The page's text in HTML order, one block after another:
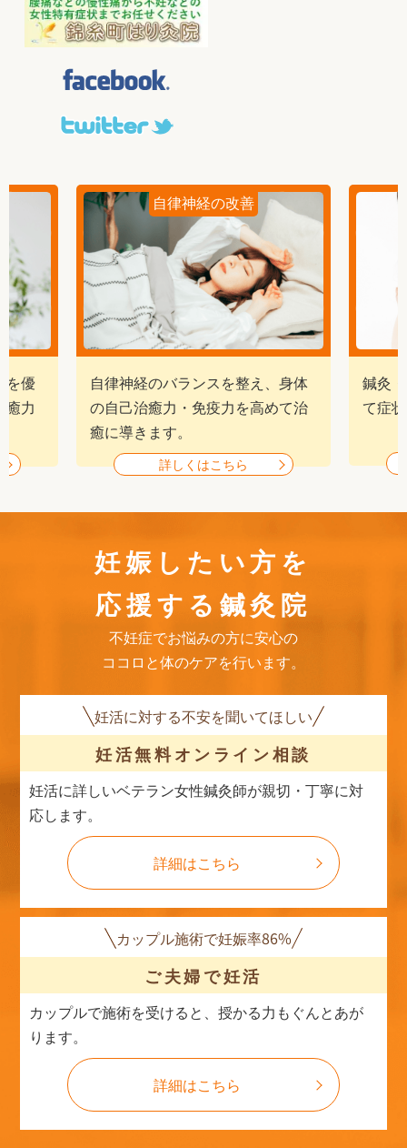
を優
癒力
自律神経の改善
自律神経のバランスを整え、身体
の自己治癒力・免疫力を高めて治
癒に導きます。
詳しくはこちら
鍼灸
て症
妊娠したい方を
応援する鍼灸院
不妊症でお悩みの方に安心の
ココロと体のケアを行います。
妊活に対する不安を聞いてほしい
妊活無料オンライン相談
妊活に詳しいベテラン女性鍼灸師が親切・丁寧に対
応します。
詳細はこちら
カップル施術で妊娠率86%
ご夫婦で妊活
カップルで施術を受けると、授かる力もぐんとあが
ります。
詳細はこちら